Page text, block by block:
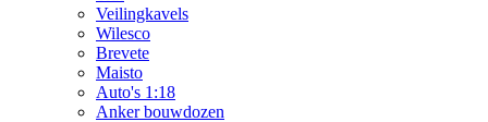
Veilingkavels
Wilesco
Brevete
Maisto
Auto's 1:18
Anker bouwdozen